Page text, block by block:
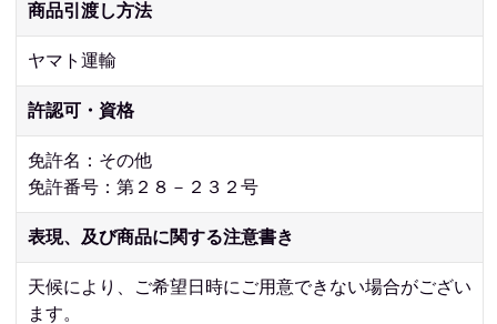
商品引渡し方法
ヤマト運輸
許認可・資格
免許名：その他
免許番号：第２８－２３２号
表現、及び商品に関する注意書き
天候により、ご希望日時にご用意できない場合がござい
ます。